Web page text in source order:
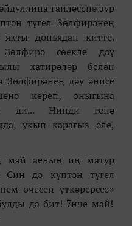
гаиләсенә зур
түгел Зөлфирәнең
дөньядан китте.
Зөлфирә сөекле дәү
хатирәләр белән
Зөлфирәнең дәү әнисе
кереп, оныгына
ди... Нинди генә
укып карагыз әле,
май аеның иң матур
Син дә күптән түгел
өчесен үткәрерсез»
да бит! 7нче май!